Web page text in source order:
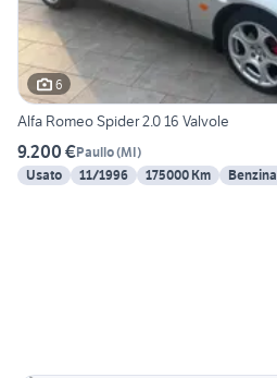
6
Alfa Romeo Spider 2.0 16 Valvole
9.200 €Paullo(MI)
Usato
11/1996 175000 Km Benzina